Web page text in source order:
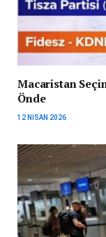
Macaristan
Önde
12 NISAN 2026